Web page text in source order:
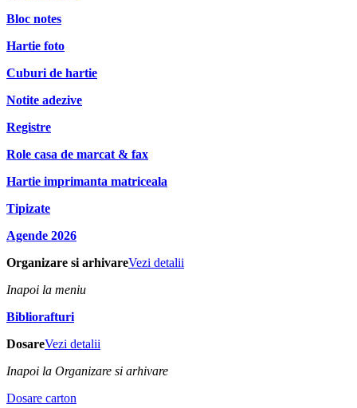
Bloc notes
Hartie foto
Cuburi de hartie
Notite adezive
Registre
Role casa de marcat & fax
Hartie imprimanta matriceala
Tipizate
Agende 2026
Organizare si arhivareVezi detalii
Inapoi la meniu
Bibliorafturi
DosareVezi detalii
Inapoi la Organizare si arhivare
Dosare carton